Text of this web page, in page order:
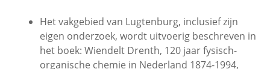
Het vakgebied van Lugtenburg, inclusief zijn
eigen onderzoek, wordt uitvoerig beschreven in
het boek: Wiendelt Drenth, 120 jaar fysisch-
organische chemie in Nederland 1874-1994,